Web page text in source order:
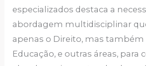
especializados destaca a
abordagem multidisciplinar
apenas o Direito, mas também
Educação, e outras áreas, para